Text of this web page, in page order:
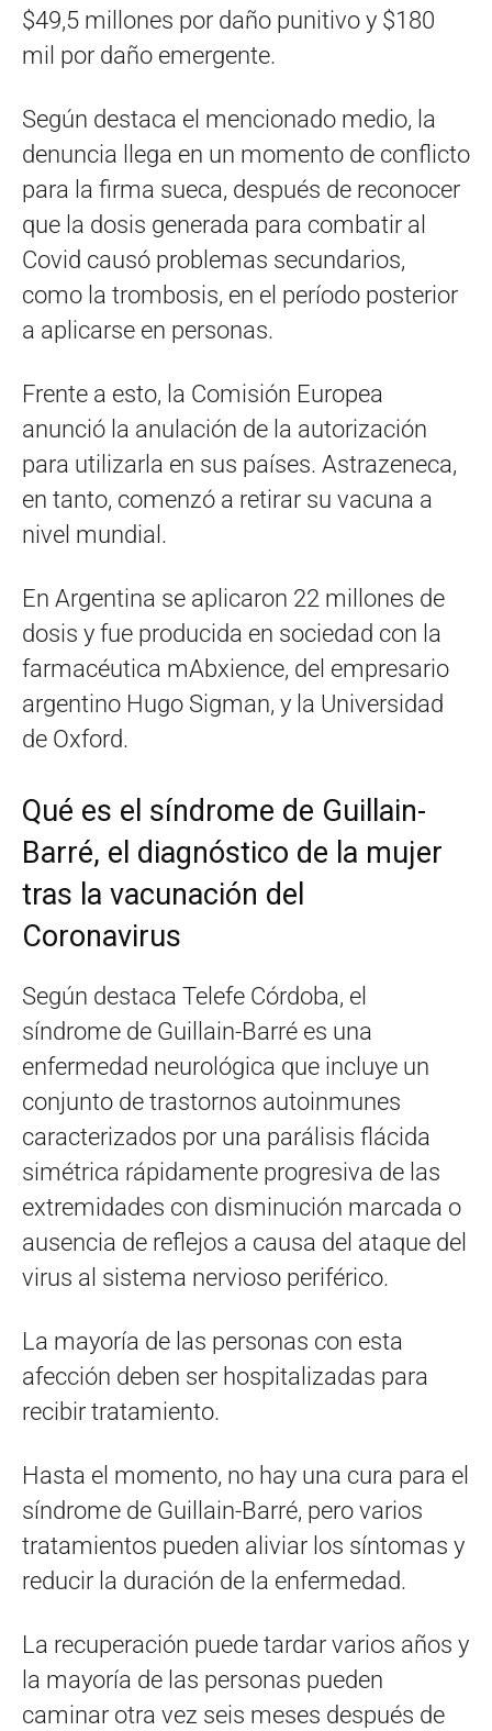
$49,5 millones por daño punitivo y $180
mil por daño emergente.
Según destaca el mencionado medio, la
denuncia llega en un momento de conflicto
para la firma sueca, después de reconocer
que la dosis generada para combatir al
Covid causó problemas secundarios,
como la trombosis, en el período posterior
a aplicarse en personas.
Frente a esto, la Comisión Europea
anunció la anulación de la autorización
para utilizarla en sus países. Astrazeneca,
en tanto, comenzó a retirar su vacuna a
nivel mundial.
En Argentina se aplicaron 22 millones de
dosis y fue producida en sociedad con la
farmacéutica mAbxience, del empresario
argentino Hugo Sigman, y la Universidad
de Oxford.
Qué es el síndrome de Guillain-
Barré, el diagnóstico de la mujer
tras la vacunación del
Coronavirus
Según destaca Telefe Córdoba, el
síndrome de Guillain-Barré es una
enfermedad neurológica que incluye un
conjunto de trastornos autoinmunes
caracterizados por una parálisis flácida
simétrica rápidamente progresiva de las
extremidades con disminución marcada o
ausencia de reflejos a causa del ataque del
virus al sistema nervioso periférico.
La mayoría de las personas con esta
afección deben ser hospitalizadas para
recibir tratamiento.
Hasta el momento, no hay una cura para el
síndrome de Guillain-Barré, pero varios
tratamientos pueden aliviar los síntomas y
reducir la duración de la enfermedad.
La recuperación puede tardar varios años y
la mayoría de las personas pueden
caminar otra vez seis meses después de